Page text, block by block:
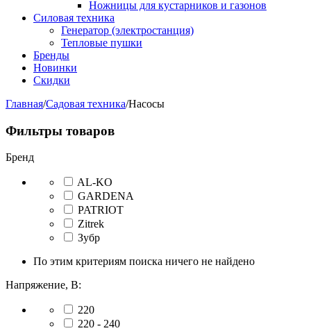
Ножницы для кустарников и газонов
Силовая техника
Генератор (электростанция)
Тепловые пушки
Бренды
Новинки
Скидки
Главная/Садовая техника/Насосы
Фильтры товаров
Бренд
AL-KO
GARDENA
PATRIOT
Zitrek
Зубр
По этим критериям поиска ничего не найдено
Напряжение, В:
220
220 - 240